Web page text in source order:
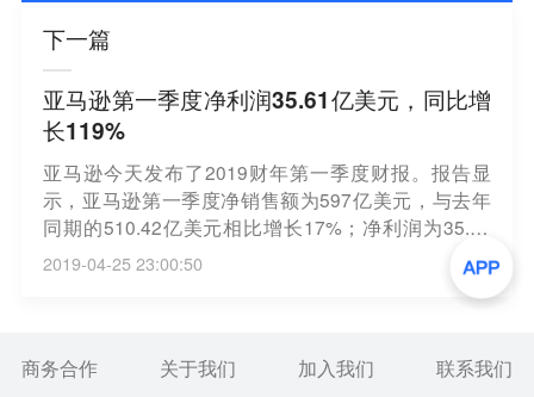
下一篇
亚马逊第一季度净利润35.61亿美元，同比增
长119%
亚马逊今天发布了2019财年第一季度财报。报告显
示，亚马逊第一季度净销售额为597亿美元，与去年
同期的510.42亿美元相比增长17%；净利润为35.61
亿美元，与去年同期的净利润16.29亿美元相比增长1
19%。亚马逊第一季度营收和净利润均超出华尔街分
析师此前预期，但2019财年第二季度营收展望则未达
2019-04-25 23:00:50
商务合作 关于我们 加入我们 联系我们